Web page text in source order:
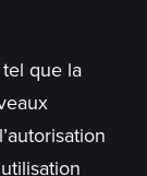
que la